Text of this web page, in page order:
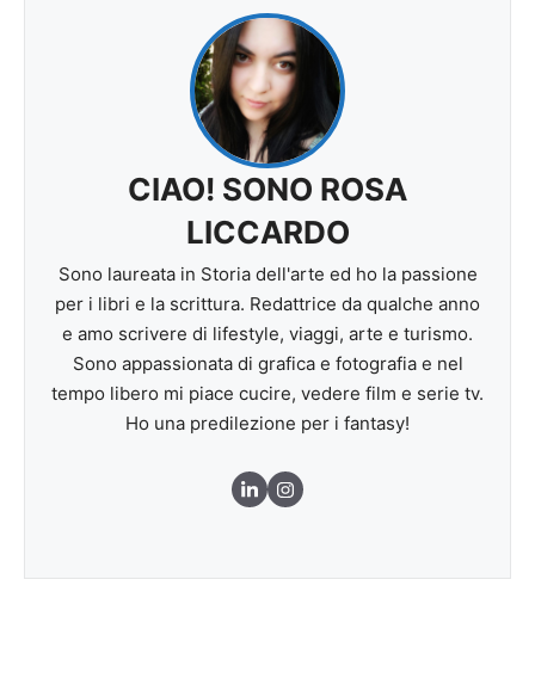
CIAO! SONO ROSA
LICCARDO
Sono laureata in Storia dell'arte ed ho la passione
per i libri e la scrittura. Redattrice da qualche anno
e amo scrivere di lifestyle, viaggi, arte e turismo.
Sono appassionata di grafica e fotografia e nel
tempo libero mi piace cucire, vedere film e serie tv.
Ho una predilezione per i fantasy!